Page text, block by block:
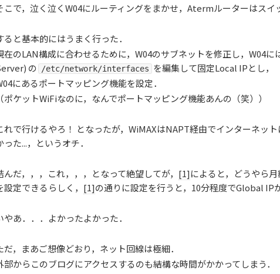
こで，泣く泣くW04にルーティングをまかせ，Atermルーターはスイ
ると基本的にはうまく行った．
在のLAN構成に合わせるために，W04のサブネットを修正し，W04
の /etc/network/interfaces を編集して固定Local IPとし，
にあるポートマッピング機能を設定．
（ポケットWiFiなのに，なんでポートマッピング機能あんの（笑））
れで行けるやろ！ となったが，WiMAXはNAPT経由でインターネッ
った...，というオチ．
んだ，，，これ，，，となって絶望してが， [1]によると，どうやら
設定できるらしく， [1]の通りに設定を行うと，10分程度でGlobal IP
やあ．．．よかったよかった．
だ，まあご想像どおり，ネット回線は極細．
部からこのブログにアクセスするのも結構な時間がかかってしまう．